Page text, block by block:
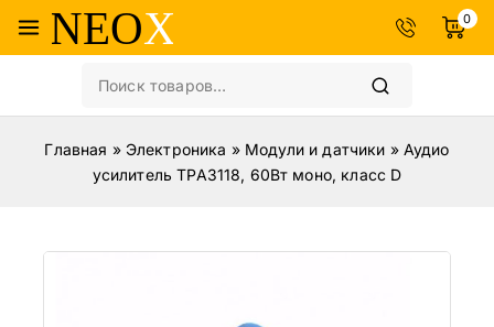
0
Главная » Электроника » Модули и датчики » Аудио
усилитель TPA3118, 60Вт моно, класс D